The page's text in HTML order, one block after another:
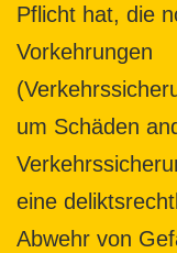
Pflicht hat, die
Vorkehrungen
um Schäden
eine
Abwehr von